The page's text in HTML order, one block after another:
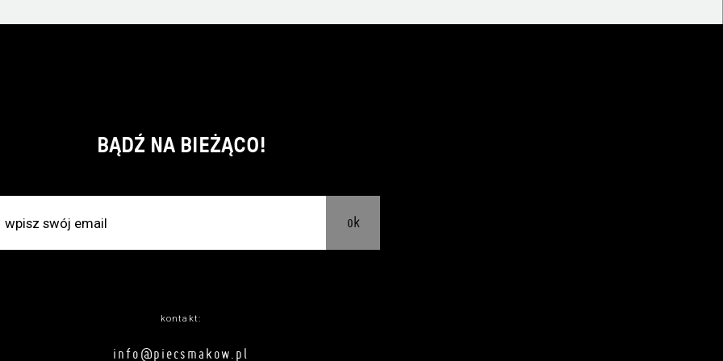
BĄDŹ NA BIEŻĄCO!
ok
kontakt:
info@piecsmakow.pl